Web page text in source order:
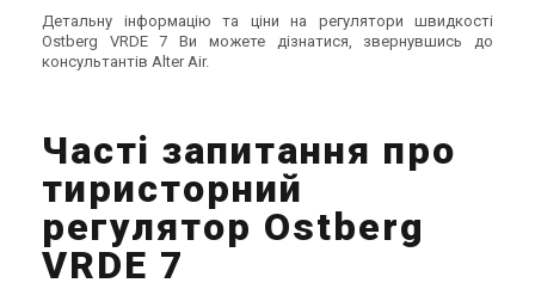
Детальну інформацію та ціни на регулятори швидкості
Ostberg VRDE 7 Ви можете дізнатися, звернувшись до
консультантів Alter Air.
Часті запитання про
тиристорний
регулятор Ostberg
VRDE 7